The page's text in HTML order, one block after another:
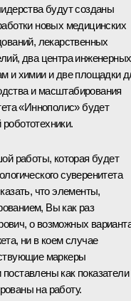
будут созданы
новых медицинских
лекарственных
два центра инженерных
и химии и две площадки
и масштабирования
«Иннополис» будет
работы, которая будет
суверенитета
что элементы,
Вы как раз
о возможных
ни в коем случае
маркеры
как показатели
на работу.